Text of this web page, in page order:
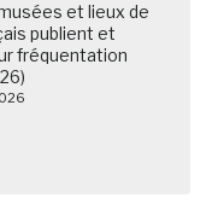
et lieux de
publient et
fréquentation